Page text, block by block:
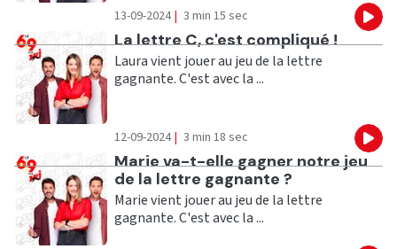
13-09-2024 | 3 min 15 sec
Ecouter
La lettre C, c'est compliqué !
Laura vient jouer au jeu de la lettre
gagnante. C'est avec la ...
12-09-2024 | 3 min 18 sec
Ecouter
Marie va-t-elle gagner notre jeu
de la lettre gagnante ?
Marie vient jouer au jeu de la lettre
gagnante. C'est avec la ...